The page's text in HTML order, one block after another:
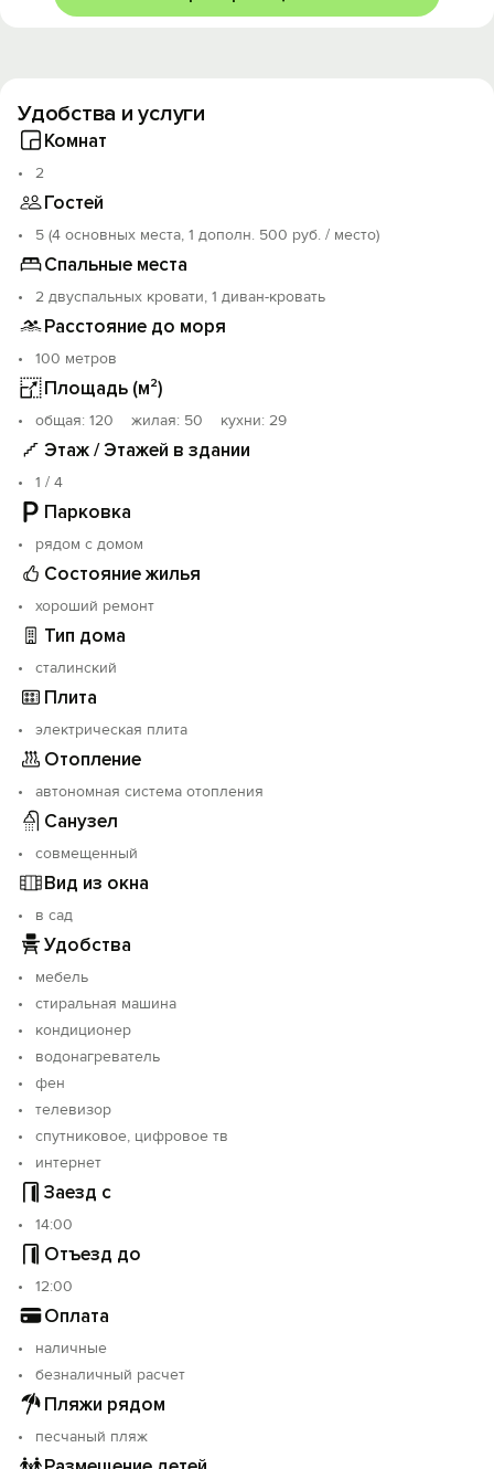
Удобства и услуги
Комнат
2
Гостей
5 (4 основных места, 1 дополн. 500 руб. / место)
Спальные места
2 двуспальных кровати, 1 диван-кровать
Расстояние до моря
100 метров
Площадь (м²)
oбщая: 120 жилая: 50 кухни: 29
Этаж / Этажей в здании
1 / 4
Парковка
рядом с домом
Состояние жилья
хороший ремонт
Тип дома
сталинский
Плита
электрическая плита
Отопление
автономная система отопления
Санузел
совмещенный
Вид из окна
в сад
Удобства
мебель
стиральная машина
кондиционер
водонагреватель
фен
телевизор
спутниковое, цифровое тв
интернет
Заезд с
14:00
Отъезд до
12:00
Оплата
наличные
безналичный расчет
Пляжи рядом
песчаный пляж